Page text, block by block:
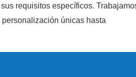
requisitos específicos.
únicas hasta